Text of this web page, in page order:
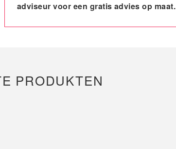
adviseur voor een gratis advies op maat.
PRODUKTEN